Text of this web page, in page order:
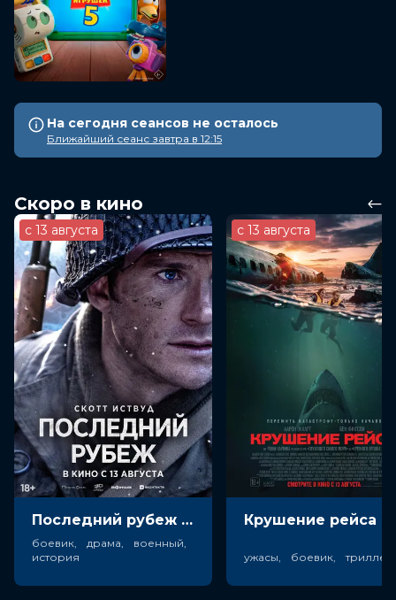
На сегодня сеансов не осталось
Ближайший сеанс завтра в 12:15
Скоро в кино
с 13 августа
Последний рубеж (18+)
боевик, драма, военный,
история
с 13 августа
ужасы, боевик, триллер